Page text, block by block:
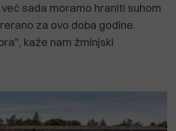
sada moramo hraniti suhom
za ovo doba godine.
kaže nam žminjski